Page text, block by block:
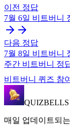
이전 정답
7월 6일 비트버니
다음 정답
7월 8일 비트버니
주간 비트버니 정
비트버니 퀴즈 참
QUIZBELLS
매일 업데이트되